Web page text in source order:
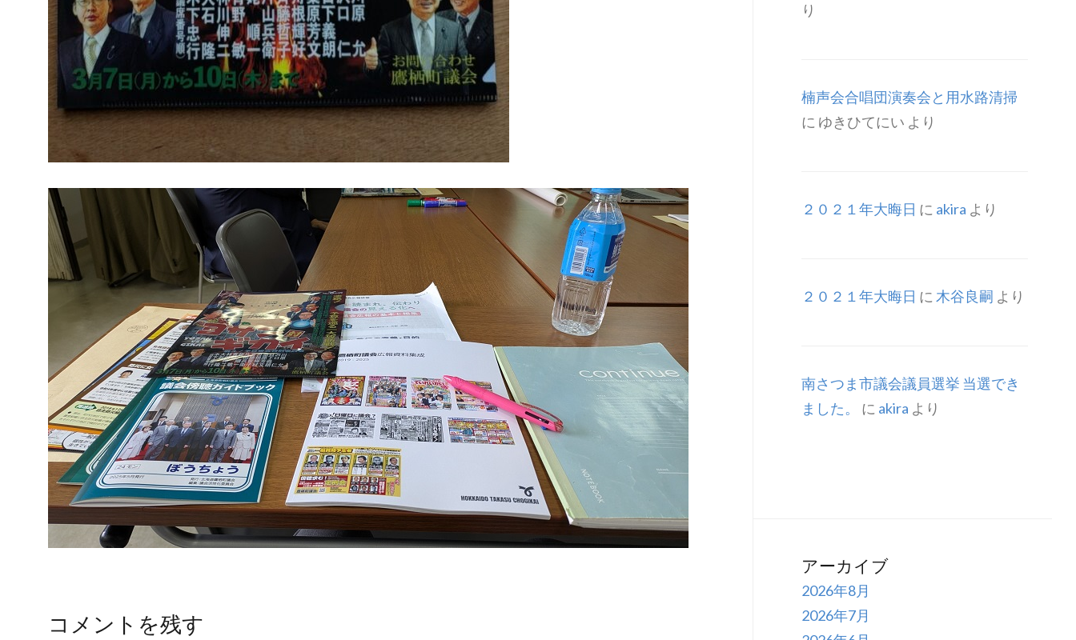
コメントを残す
り
楠声会合唱団演奏会と用水路清掃
に ゆきひてにい より
２０２１年大晦日 に akira より
２０２１年大晦日 に 木谷良嗣 より
南さつま市議会議員選挙 当選でき
ました。
に akira より
アーカイブ
2026年8月
2026年7月